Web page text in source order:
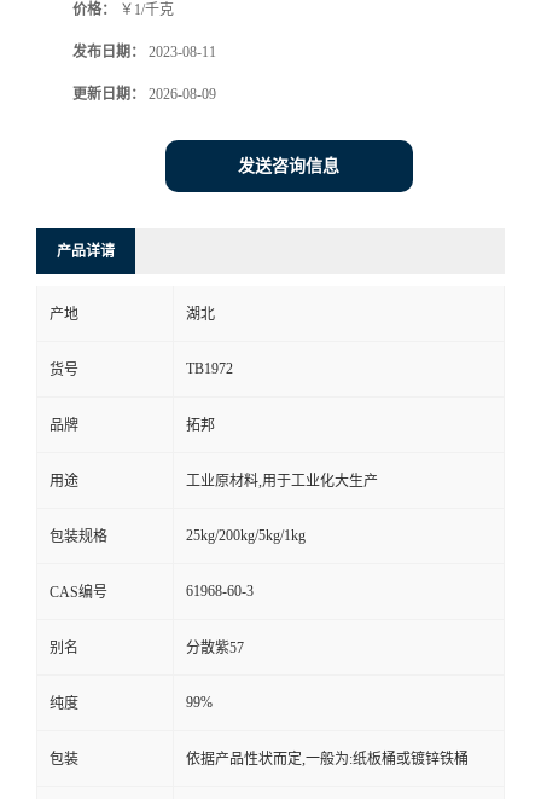
价格： ￥1/千克
发布日期： 2023-08-11
更新日期： 2026-08-09
发送咨询信息
产品详请
产地 湖北
货号 TB1972
品牌 拓邦
用途 工业原材料,用于工业化大生产
包装规格 25kg/200kg/5kg/1kg
CAS编号 61968-60-3
别名 分散紫57
纯度 99%
包装 依据产品性状而定,一般为:纸板桶或镀锌铁桶